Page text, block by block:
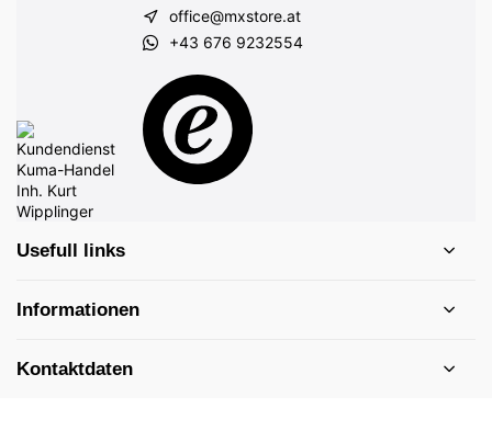
office@mxstore.at
+43 676 9232554
Usefull links
Informationen
Kontaktdaten